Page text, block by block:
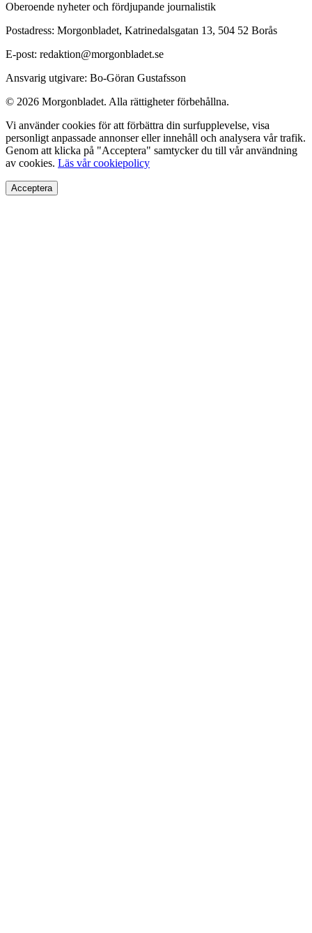
Oberoende nyheter och fördjupande journalistik
Postadress: Morgonbladet, Katrinedalsgatan 13, 504 52 Borås
E-post: redaktion@morgonbladet.se
Ansvarig utgivare: Bo-Göran Gustafsson
© 2026 Morgonbladet. Alla rättigheter förbehållna.
Vi använder cookies för att förbättra din surfupplevelse, visa
personligt anpassade annonser eller innehåll och analysera vår trafik.
Genom att klicka på "Acceptera" samtycker du till vår användning
av cookies. Läs vår cookiepolicy
Acceptera